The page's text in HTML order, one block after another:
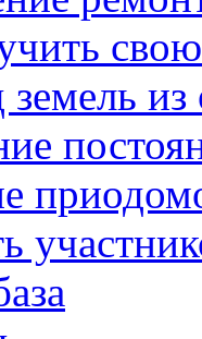
земель